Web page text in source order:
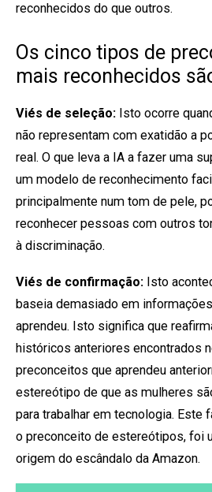
reconhecidos do que outros.
Os cinco tipos de
mais reconhecidos
Viés de seleção: Isto ocorre
não representam com exatidão a
real. O que leva a IA a fazer uma
um modelo de reconhecimento
principalmente num tom de pele,
reconhecer pessoas com outros
à discriminação.
Viés de confirmação: Isto
baseia demasiado em
aprendeu. Isto significa que
históricos anteriores encontrados
preconceitos que aprendeu
estereótipo de que as mulheres
para trabalhar em tecnologia. Este
o preconceito de estereótipos, foi
origem do escândalo da Amazon.